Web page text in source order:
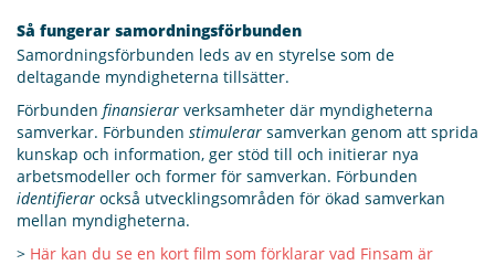
Så fungerar samordningsförbunden
Samordningsförbunden leds av en styrelse som de
deltagande myndigheterna tillsätter.
Förbunden finansierar verksamheter där myndigheterna
samverkar. Förbunden stimulerar samverkan genom att sprida
kunskap och information, ger stöd till och initierar nya
arbetsmodeller och former för samverkan. Förbunden
identifierar också utvecklingsområden för ökad samverkan
mellan myndigheterna.
> Här kan du se en kort film som förklarar vad Finsam är